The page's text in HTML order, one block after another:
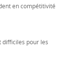
en compétitivité
difficiles pour les